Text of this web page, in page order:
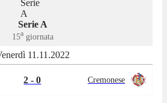
Serie A
15agiornata
11.11.2022
2 - 0 Cremonese